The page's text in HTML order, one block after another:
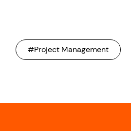
#Project Management